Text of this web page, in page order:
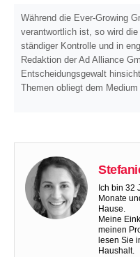
Während die Ever-Growing
verantwortlich ist, so wird
ständiger Kontrolle und in
Redaktion der Ad Alliance
Entscheidungsgewalt
Themen obliegt dem Medium
Ich bin 32
Monate
Hause.
Meine
meinen
lesen Sie
Haushalt.